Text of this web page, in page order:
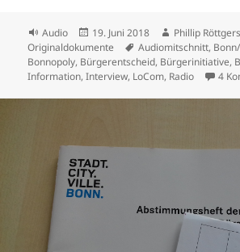
Format
Audio
Veröffentlicht
am
19. Juni 2018 Autor
Phillip Röttgers
Originaldokumente
Schlagwörter
Audiomitschnitt,
Bonnopoly, Bürgerentscheid, Bürgerinitiative,
Information,Interview, LoCom, Radio 4